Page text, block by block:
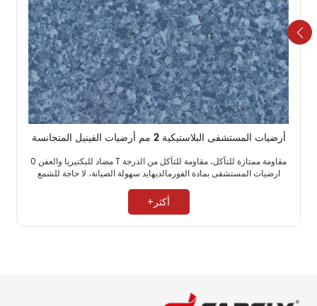
أرضيات المستشفى البلاستيكية 2 مم أرضيات الفينيل المتجانسة
مقاومة ممتازة للتآكل، مقاومة للتآكل من الدرجة T مضاد للبكتيريا والعفن 0
ارضيات المستشفى بمادة الفورمالديهايد سهولة الصيانة، لا حاجة للشمع ​
أكثر+